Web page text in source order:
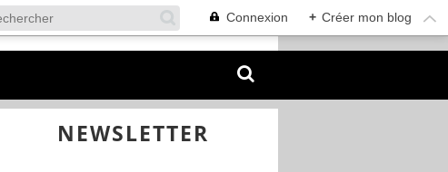
Connexion + Créer mon blog
NEWSLETTER